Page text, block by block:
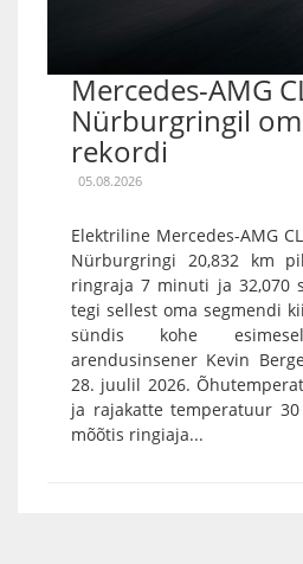
Mercedes-AMG
Nürburgringil
rekordi
05.08.2026
Elektriline Mercedes-AMG
Nürburgringi 20,832 km
ringraja 7 minuti ja 32,070
tegi sellest oma segmendi
sündis kohe
arendusinsener Kevin
28. juulil 2026.
ja rajakatte temperatuur
mõõtis ringiaja...